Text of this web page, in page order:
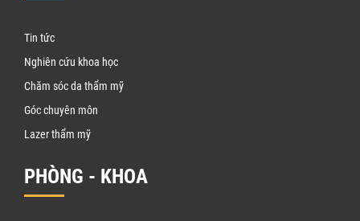
Tin tức
Nghiên cứu khoa học
Chăm sóc da thẩm mỹ
Góc chuyên môn
Lazer thẩm mỹ
PHÒNG - KHOA